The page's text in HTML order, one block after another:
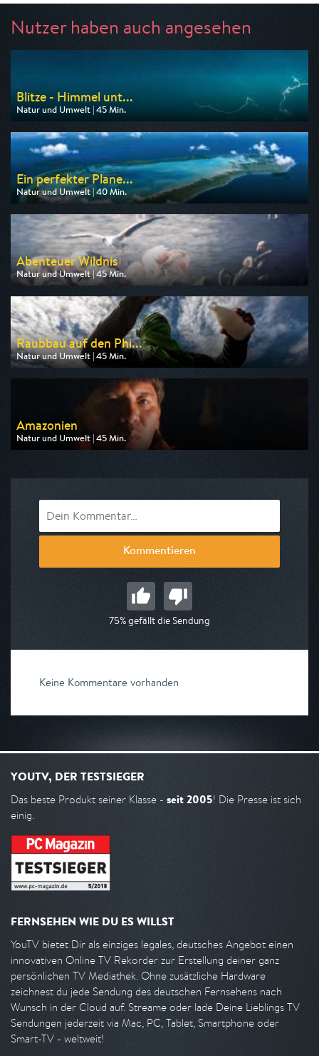
Nutzer haben auch angesehen
Blitze - Himmel unt...
Natur und Umwelt | 45 Min.
Ausgestrahlt von 3sat
am 07.08.2026, 16:45
Ein perfekter Plane...
Natur und Umwelt | 40 Min.
Ausgestrahlt von 3sat
am 07.08.2026, 13:50
Abenteuer Wildnis
Natur und Umwelt | 45 Min.
Ausgestrahlt von BR
am 07.08.2026, 11:05
Raubbau auf den Phi...
Natur und Umwelt | 45 Min.
Ausgestrahlt von ZDF info
am 07.08.2026, 15:00
Amazonien
Natur und Umwelt | 45 Min.
Ausgestrahlt von ZDF neo
Kommentieren
75% gefällt die Sendung
Keine Kommentare vorhanden
YOUTV, DER TESTSIEGER
Das beste Produkt seiner Klasse - seit 2005! Die Presse ist sich
einig.
FERNSEHEN WIE DU ES WILLST
YouTV bietet Dir als einziges legales, deutsches Angebot einen
innovativen Online TV Rekorder zur Erstellung deiner ganz
persönlichen TV Mediathek. Ohne zusätzliche Hardware
zeichnest du jede Sendung des deutschen Fernsehens nach
Wunsch in der Cloud auf. Streame oder lade Deine Lieblings TV
Sendungen jederzeit via Mac, PC, Tablet, Smartphone oder
Smart-TV - weltweit!